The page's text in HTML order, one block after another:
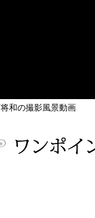
和の撮影風景動画